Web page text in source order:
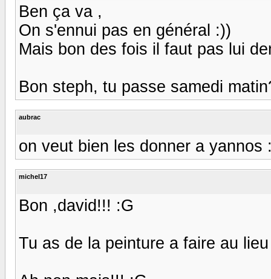
Ben ça va ,
On s'ennui pas en général :))
Mais bon des fois il faut pas lui
Bon steph, tu passe samedi
aubrac
on veut bien les donner a yannos
michel17
Bon ,david!!! :G
Tu as de la peinture a faire au